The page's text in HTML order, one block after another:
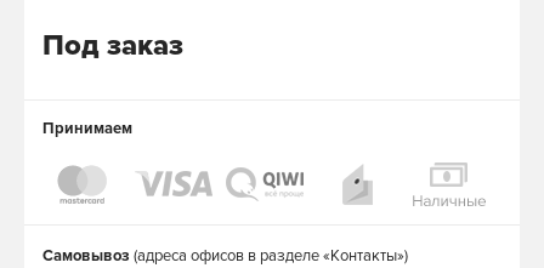
Под заказ
Принимаем
Самовывоз (адреса офисов в разделе «Контакты»)